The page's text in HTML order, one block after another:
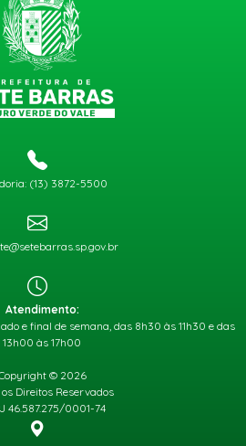
(13) 3872-5500
Atendimento:
e final de semana, das 8h30 às 11h30 e das
13h00 às 17h00
© 2026
os Direitos Reservados
46.587.275/0001-74